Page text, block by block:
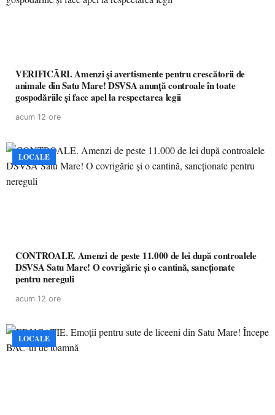
VERIFICĂRI. Amenzi și avertismente pentru crescătorii de
animale din Satu Mare! DSVSA anunță controale în toate
gospodăriile și face apel la respectarea legii
acum 12 ore
LOCALE
CONTROALE. Amenzi de peste 11.000 de lei după controalele
DSVSA Satu Mare! O covrigărie și o cantină, sancționate
pentru nereguli
acum 12 ore
LOCALE